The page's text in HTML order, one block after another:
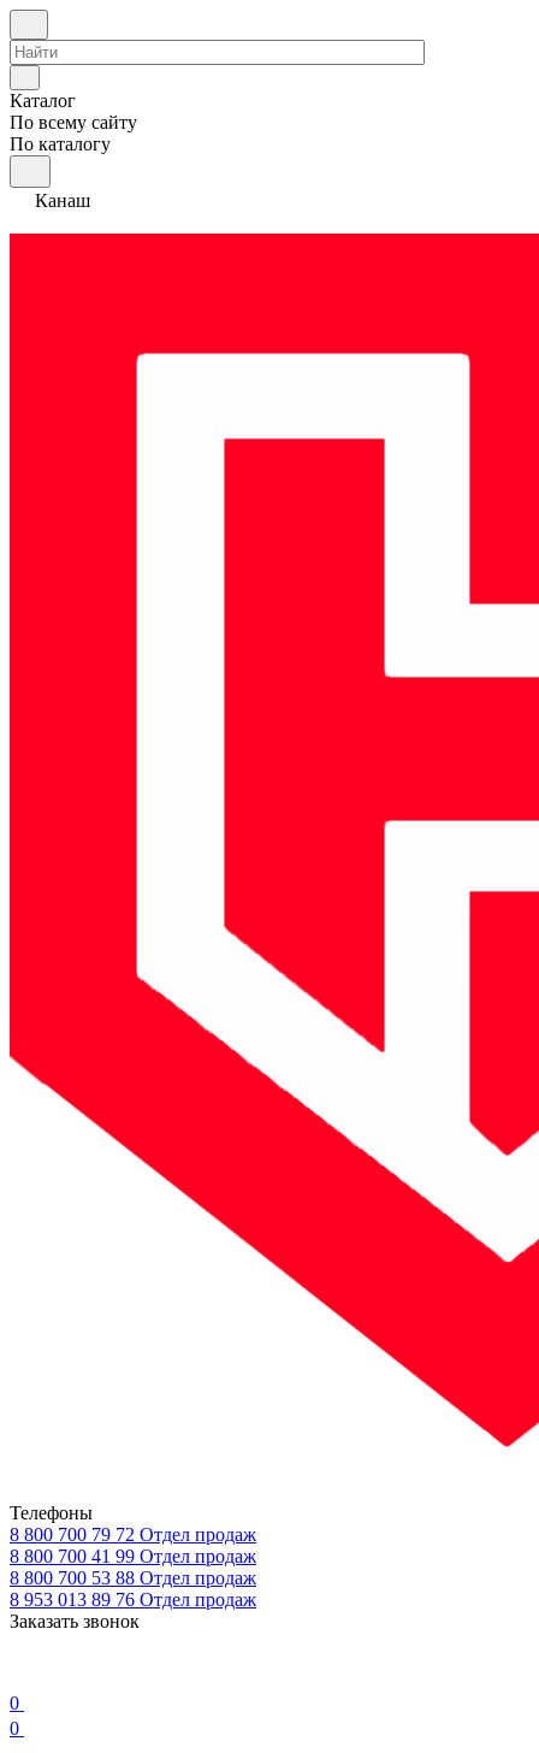
Каталог
По всему сайту
По каталогу
Канаш
Телефоны
8 800 700 79 72 Отдел продаж
8 800 700 41 99 Отдел продаж
8 800 700 53 88 Отдел продаж
8 953 013 89 76 Отдел продаж
Заказать звонок
0
0